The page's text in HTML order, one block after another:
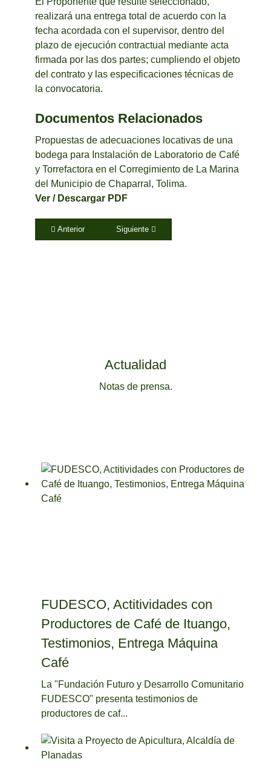
realizará una entrega total de acuerdo con la
fecha acordada con el supervisor, dentro del
plazo de ejecución contractual mediante acta
firmada por las dos partes; cumpliendo el objeto
del contrato y las especificaciones técnicas de
la convocatoria.
Documentos Relacionados
Propuestas de adecuaciones locativas de una
bodega para Instalación de Laboratorio de Café
y Torrefactora en el Corregimiento de La Marina
del Municipio de Chaparral, Tolima.
Ver / Descargar PDF
Artículo anterior: (25-02-03) Invitación a presentar
Anterior Artículo siguiente: (24/04/26) Invitación a
Siguiente
Actualidad
Notas de prensa.
FUDESCO, Actitividades con
Productores de Café de Ituango,
Testimonios, Entrega Máquina
Café
La "Fundación Futuro y Desarrollo Comunitario
FUDESCO" presenta testimonios de
productores de caf...